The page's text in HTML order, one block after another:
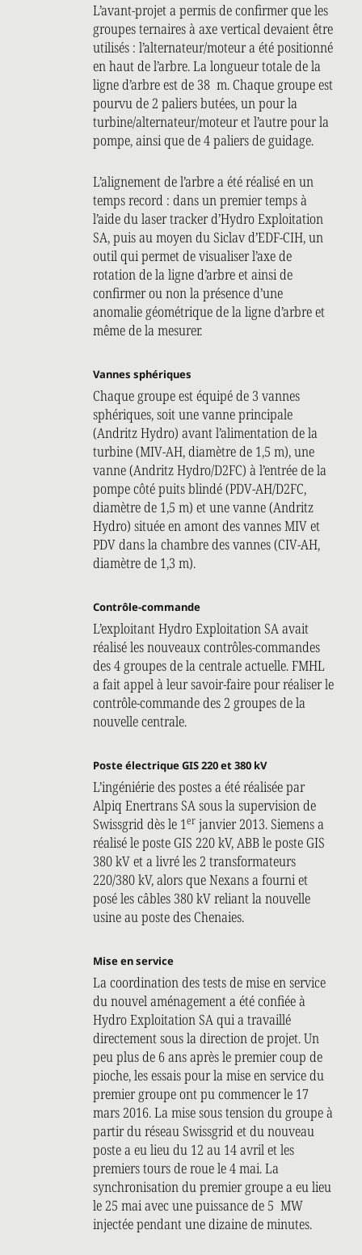
L’avant-projet a permis de confirmer que les
groupes ternaires à axe vertical devaient être
utilisés : l’alternateur/moteur a été positionné
en haut de l’arbre. La longueur totale de la
ligne d’arbre est de 38 m. Chaque groupe est
pourvu de 2 paliers butées, un pour la
turbine/alternateur/moteur et l’autre pour la
pompe, ainsi que de 4 paliers de guidage.
L’alignement de l’arbre a été réalisé en un
temps record : dans un premier temps à
l’aide du laser tracker d’Hydro Exploitation
SA, puis au moyen du Siclav d’EDF-CIH, un
outil qui permet de visualiser l’axe de
rotation de la ligne d’arbre et ainsi de
confirmer ou non la présence d’une
anomalie géométrique de la ligne d’arbre et
même de la mesurer.
Vannes sphériques
Chaque groupe est équipé de 3 vannes
sphériques, soit une vanne principale
(Andritz Hydro) avant l’alimentation de la
turbine (MIV-AH, diamètre de 1,5 m), une
vanne (Andritz Hydro/D2FC) à l’entrée de la
pompe côté puits blindé (PDV-AH/D2FC,
diamètre de 1,5 m) et une vanne (Andritz
Hydro) située en amont des vannes MIV et
PDV dans la chambre des vannes (CIV-AH,
diamètre de 1,3 m).
Contrôle-commande
L’exploitant Hydro Exploitation SA avait
réalisé les nouveaux contrôles-commandes
des 4 groupes de la centrale actuelle. FMHL
a fait appel à leur savoir-faire pour réaliser le
contrôle-commande des 2 groupes de la
nouvelle centrale.
Poste électrique GIS 220 et 380 kV
L’ingéniérie des postes a été réalisée par
Alpiq Enertrans SA sous la supervision de
Swissgrid dès le 1er janvier 2013. Siemens a
réalisé le poste GIS 220 kV, ABB le poste GIS
380 kV et a livré les 2 transformateurs
220/380 kV, alors que Nexans a fourni et
posé les câbles 380 kV reliant la nouvelle
usine au poste des Chenaies.
Mise en service
La coordination des tests de mise en service
du nouvel aménagement a été confiée à
Hydro Exploitation SA qui a travaillé
directement sous la direction de projet. Un
peu plus de 6 ans après le premier coup de
pioche, les essais pour la mise en service du
premier groupe ont pu commencer le 17
mars 2016. La mise sous tension du groupe à
partir du réseau Swissgrid et du nouveau
poste a eu lieu du 12 au 14 avril et les
premiers tours de roue le 4 mai. La
synchronisation du premier groupe a eu lieu
le 25 mai avec une puissance de 5 MW
injectée pendant une dizaine de minutes.